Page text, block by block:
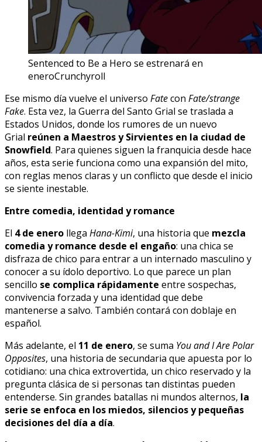
Sentenced to Be a Hero se estrenará en
eneroCrunchyroll
Ese mismo día vuelve el universo Fatecon Fate/strange
Fake. Esta vez, la Guerra del Santo Grial se traslada a
Estados Unidos, donde los rumores de un nuevo
Grial reúnen a Maestros y Sirvientes en la ciudad de
Snowfield. Para quienes siguen la franquicia desde hace
años, esta serie funciona como una expansión del mito,
con reglas menos claras y un conflicto que desde el inicio
se siente inestable.
Entre comedia, identidad y romance
El 4 de enero llega Hana-Kimi, una historia que mezcla
comedia y romance desde el engaño: una chica se
disfraza de chico para entrar a un internado masculino y
conocer a su ídolo deportivo. Lo que parece un plan
sencillo se complica rápidamente entre sospechas,
convivencia forzada y una identidad que debe
mantenerse a salvo. También contará con doblaje en
español.
Más adelante, el 11 de enero, se suma You and I Are Polar
Opposites, una historia de secundaria que apuesta por lo
cotidiano: una chica extrovertida, un chico reservado y la
pregunta clásica de si personas tan distintas pueden
entenderse. Sin grandes batallas ni mundos alternos, la
serie se enfoca en los miedos, silencios y pequeñas
decisiones del día a día.